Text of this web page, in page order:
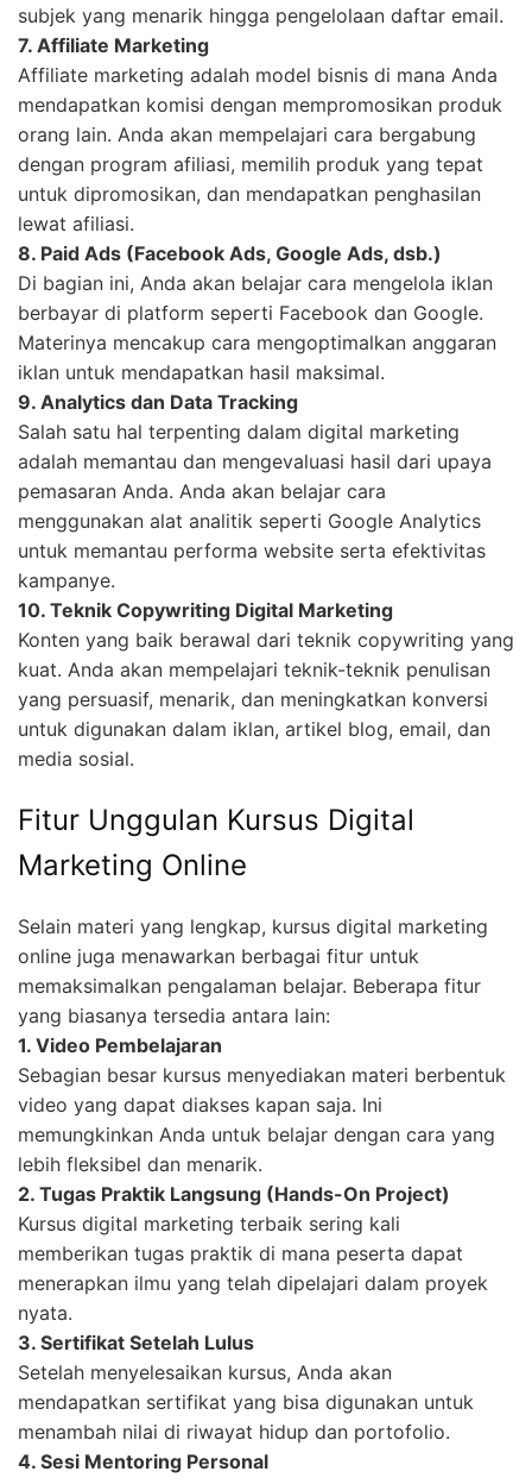
subjek yang menarik hingga pengelolaan daftar email.
7. Affiliate Marketing
Affiliate marketing adalah model bisnis di mana Anda
mendapatkan komisi dengan mempromosikan produk
orang lain. Anda akan mempelajari cara bergabung
dengan program afiliasi, memilih produk yang tepat
untuk dipromosikan, dan mendapatkan penghasilan
lewat afiliasi.
8. Paid Ads (Facebook Ads, Google Ads, dsb.)
Di bagian ini, Anda akan belajar cara mengelola iklan
berbayar di platform seperti Facebook dan Google.
Materinya mencakup cara mengoptimalkan anggaran
iklan untuk mendapatkan hasil maksimal.
9. Analytics dan Data Tracking
Salah satu hal terpenting dalam digital marketing
adalah memantau dan mengevaluasi hasil dari upaya
pemasaran Anda. Anda akan belajar cara
menggunakan alat analitik seperti Google Analytics
untuk memantau performa website serta efektivitas
kampanye.
10. Teknik Copywriting Digital Marketing
Konten yang baik berawal dari teknik copywriting yang
kuat. Anda akan mempelajari teknik-teknik penulisan
yang persuasif, menarik, dan meningkatkan konversi
untuk digunakan dalam iklan, artikel blog, email, dan
media sosial.
Fitur Unggulan Kursus Digital
Marketing Online
Selain materi yang lengkap, kursus digital marketing
online juga menawarkan berbagai fitur untuk
memaksimalkan pengalaman belajar. Beberapa fitur
yang biasanya tersedia antara lain:
1. Video Pembelajaran
Sebagian besar kursus menyediakan materi berbentuk
video yang dapat diakses kapan saja. Ini
memungkinkan Anda untuk belajar dengan cara yang
lebih fleksibel dan menarik.
2. Tugas Praktik Langsung (Hands-On Project)
Kursus digital marketing terbaik sering kali
memberikan tugas praktik di mana peserta dapat
menerapkan ilmu yang telah dipelajari dalam proyek
nyata.
3. Sertifikat Setelah Lulus
Setelah menyelesaikan kursus, Anda akan
mendapatkan sertifikat yang bisa digunakan untuk
menambah nilai di riwayat hidup dan portofolio.
4. Sesi Mentoring Personal